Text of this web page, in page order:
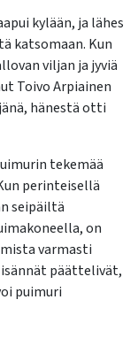
kylään, ja lähes
katsomaan. Kun
viljan ja jyviä
Toivo Arpiainen
hänestä otti
tekemää
perinteisellä
seipäiltä
on
varmasti
päättelivät,
puimuri